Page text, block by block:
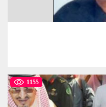
1155